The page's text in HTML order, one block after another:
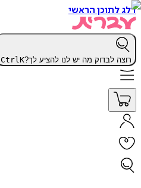
דלג לתוכן הראשי
רוצה לבדוק מה יש לנו להציע לך? CtrlK